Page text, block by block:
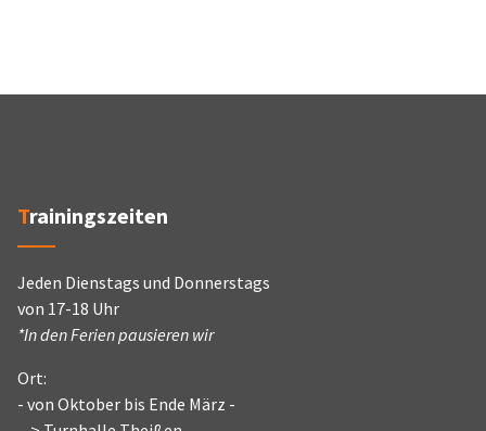
Trainingszeiten
Jeden Dienstags und Donnerstags
von 17-18 Uhr
*In den Ferien pausieren wir
Ort:
- von Oktober bis Ende März -